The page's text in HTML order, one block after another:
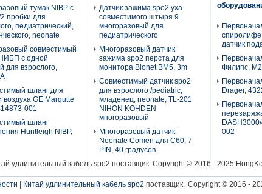
тумак NIBP с
пробки для
педиатрический,
neonate
совместимый
с одной
для взрослого,
шланг для
воздуха GE Marqutte
001
шланг
Huntleigh NIBP,
Датчик зажима spo2 уха
совместимого штыря 9
многоразовый для
педиатрического
Многоразовый датчик
зажима spo2 перста для
монитора Bionet BM5, 3m
Совместимый датчик spo2
для взрослого /pediatric,
младенец, neonate, TL-201
NIHON KOHDEN
многоразовый
Многоразовый датчик
Neonate Comen для C60, 7
PIN, 40 градусов
датчик
Филипс,
Drager,
002
удлинительный кабель spo2 поставщик. Copyright © 2016 - 2025
| Китай удлинительный кабель spo2 поставщик. Copyright © 2016 -